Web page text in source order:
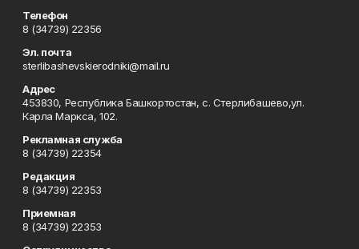
Телефон
8 (34739) 22356
Эл. почта
sterlibashevskierodniki@mail.ru
Адрес
453830, Республика Башкортостан, c. Стерлибашево,ул.
Карла Маркса, 102.
Рекламная служба
8 (34739) 22354
Редакция
8 (34739) 22353
Приемная
8 (34739) 22353